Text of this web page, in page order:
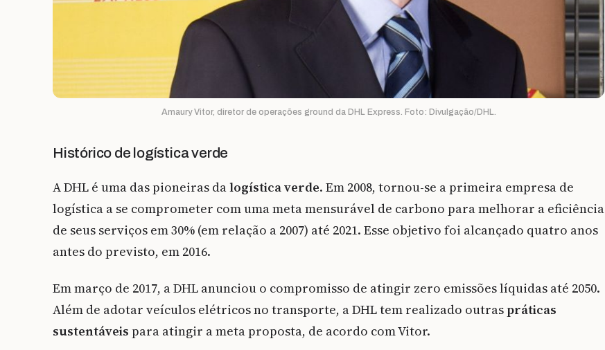
Amaury Vitor, diretor de operações ground da DHL Express. Foto: Divulgação/DHL.
Histórico de logística verde
A DHL é uma das pioneiras dalogística verde. Em 2008, tornou-se a primeira empresa de
logística a se comprometer com uma meta mensurável de carbono para melhorar a eficiência
de seus serviços em 30% (em relação a 2007) até 2021. Esse objetivo foi alcançado quatro anos
antes do previsto, em 2016.
Em março de 2017, a DHL anunciou o compromisso de atingir zero emissões líquidas até 2050.
Além de adotar veículos elétricos no transporte, a DHL tem realizado outraspráticas
sustentáveis para atingir a meta proposta, de acordo com Vitor.